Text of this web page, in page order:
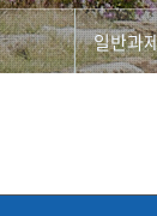
일반과